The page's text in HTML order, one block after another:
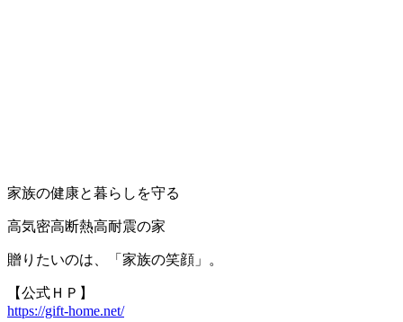
家族の健康と暮らしを守る
高気密高断熱高耐震の家
贈りたいのは、「家族の笑顔」。
【公式ＨＰ】
https://gift-home.net/